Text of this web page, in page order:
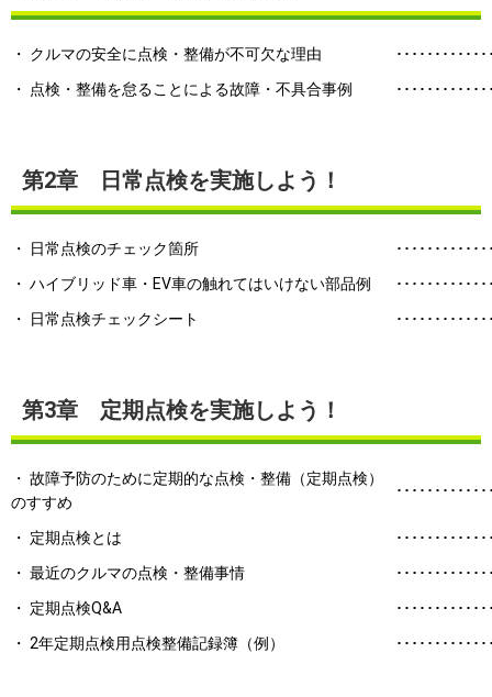
・ クルマの安全に点検・整備が不可欠な理由
･･･････････
・ 点検・整備を怠ることによる故障・不具合事例
･･･････････
第2章 日常点検を実施しよう！
・ 日常点検のチェック箇所
･･･････････
・ ハイブリッド車・EV車の触れてはいけない部品例
･･･････････
・ 日常点検チェックシート
･･･････････
第3章 定期点検を実施しよう！
・ 故障予防のために定期的な点検・整備（定期点検）
のすすめ
･･･････････
・ 定期点検とは
･･･････････
・ 最近のクルマの点検・整備事情
･･･････････
・ 定期点検Q&A
･･･････････
・ 2年定期点検用点検整備記録簿（例）
･･･････････